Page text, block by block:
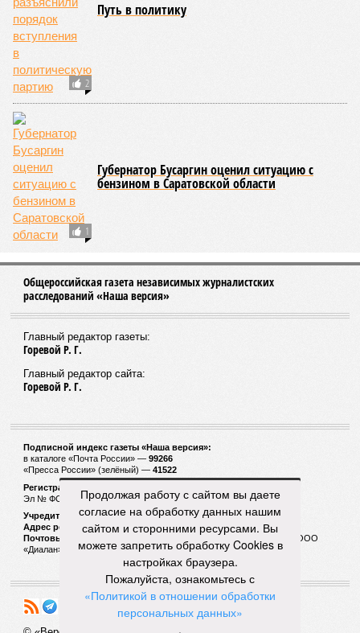
2
Путь в политику
1
Губернатор Бусаргин оценил ситуацию с
бензином в Саратовской области
Общероссийская газета независимых журналистских
расследований «Наша версия»
Главный редактор газеты:
Горевой Р. Г.
Главный редактор сайта:
Горевой Р. Г.
Подписной индекс газеты «Наша версия»:
в каталоге «Почта России» — 99266
«Пресса России» (зелёный) — 41522
Регистрационный номер Роскомнадзора
Эл № ФС77-53847 от 26.04.2013.
Учредитель ООО «Версия»
Адрес редакции:123100, Россия, Москва, улица 1905 года, 7с1
Почтовый адрес редакции:
123022, Россия, Москва, а/я 29. для ООО
«Диалан»
Продолжая работу с сайтом вы даете
согласие на обработку данных нашим
сайтом и сторонними ресурсами. Вы
можете запретить обработку Cookies в
настройках браузера.
Пожалуйста, ознакомьтесь с
«Политикой в отношении обработки
персональных данных»
.